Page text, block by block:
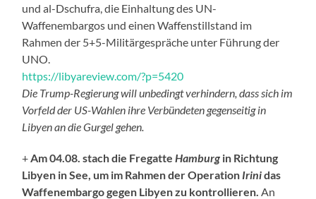
und al-Dschufra, die Einhaltung des UN-
Waffenembargos und einen Waffenstillstand im
Rahmen der 5+5-Militärgespräche unter Führung der
UNO.
https://libyareview.com/?p=5420
Die Trump-Regierung will unbedingt verhindern, dass sich im
Vorfeld der US-Wahlen ihre Verbündeten gegenseitigin
Libyenan die Gurgel gehen.
+ Am 04.08. stach die Fregatte Hamburg in Richtung
Libyen in See, um im Rahmen der Operation Irinidas
Waffenembargo gegen Libyen zu kontrollieren. An